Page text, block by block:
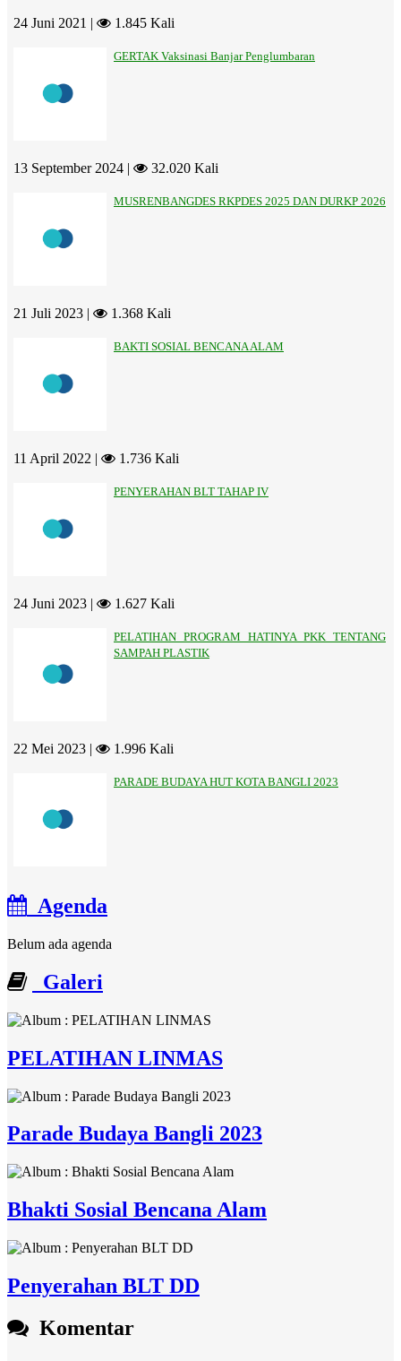
24 Juni 2021 | 1.845 Kali
GERTAK Vaksinasi Banjar Penglumbaran
13 September 2024 | 32.020 Kali
MUSRENBANGDES RKPDES 2025 DAN DURKP 2026
21 Juli 2023 | 1.368 Kali
BAKTI SOSIAL BENCANA ALAM
11 April 2022 | 1.736 Kali
PENYERAHAN BLT TAHAP IV
24 Juni 2023 | 1.627 Kali
PELATIHAN PROGRAM HATINYA PKK TENTANG
SAMPAH PLASTIK
22 Mei 2023 | 1.996 Kali
PARADE BUDAYA HUT KOTA BANGLI 2023
Agenda
Belum ada agenda
Galeri
PELATIHAN LINMAS
Parade Budaya Bangli 2023
Bhakti Sosial Bencana Alam
Penyerahan BLT DD
Komentar